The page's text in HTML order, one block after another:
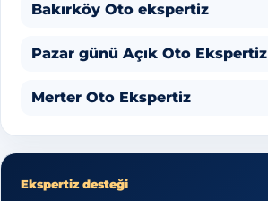
Bakırköy Oto ekspertiz
Pazar günü Açık Oto Ekspertiz
Merter Oto Ekspertiz
Ekspertiz desteği